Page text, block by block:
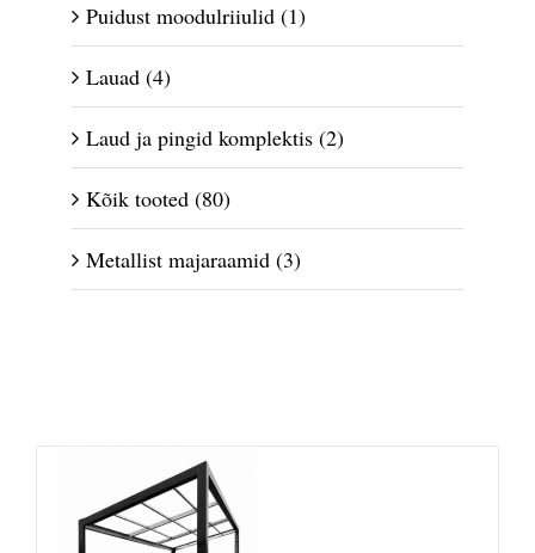
Puidust moodulriiulid (1)
Lauad (4)
Laud ja pingid komplektis (2)
Kõik tooted (80)
Metallist majaraamid (3)